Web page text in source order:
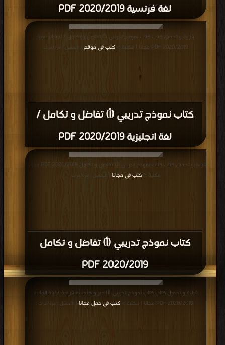
لغة فرنسية 2020/2019 PDF
كتاب نموذج تدريبي (أ) تفاضل و تكامل /
لغة انجليزية 2020/2019 PDF
قراءة و تحميل كتاب كتاب نموذج تدريبي (أ) تفاضل و تكامل / لغة انجليزية
2020/2019 PDF مجانا | مكتبة >
كتب في موقع | التحميل : مرة/مرات
كتاب نموذج تدريبي (أ) تفاضل و تكامل
2020/2019 PDF
قراءة و تحميل كتاب كتاب نموذج تدريبي (أ) تفاضل و تكامل 2020/2019 PDF مجانا |
مكتبة >كتب في مجانا | التحميل : مرة/مرات
قراءة و تحميل كتاب كتاب نموذج تدريبي (أ) جبر و هندسة فراغية / لغة المانية
2020/2019 PDF مجانا | مكتبة >
كتب في حمل مجانا | التحميل : مرة/مرات